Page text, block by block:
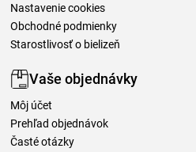
Nastavenie cookies
Obchodné podmienky
Starostlivosť o bielizeň
Vaše objednávky
Môj účet
Prehľad objednávok
Časté otázky